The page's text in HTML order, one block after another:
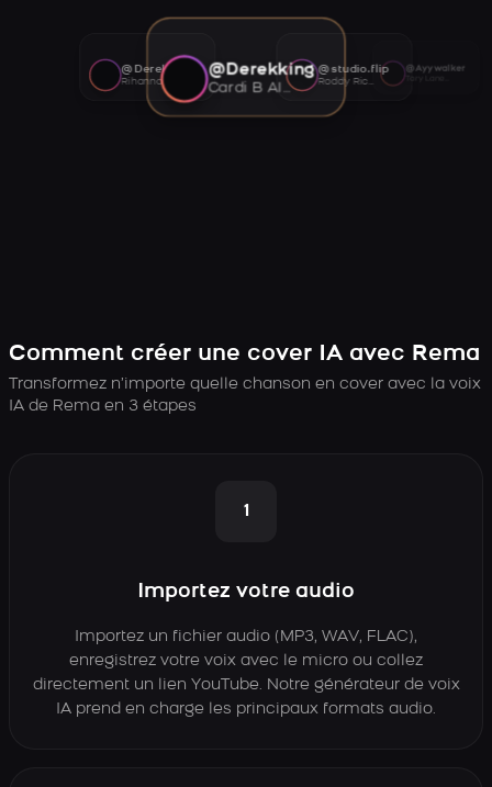
@Derekking
Cardi B AI voice
@studio.flip
Roddy Ricch AI voice
@Ayywalker
@Derekking
Rihanna AI voice
Comment créer une cover IA avec Rema
Transformez n’importe quelle chanson en cover avec la voix
IA de Rema en 3 étapes
1
Importez votre audio
Importez un fichier audio (MP3, WAV, FLAC),
enregistrez votre voix avec le micro ou collez
directement un lien YouTube. Notre générateur de voix
IA prend en charge les principaux formats audio.